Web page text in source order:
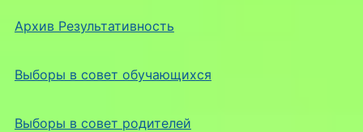
Архив Результативность
Выборы в совет обучающихся
Выборы в совет родителей